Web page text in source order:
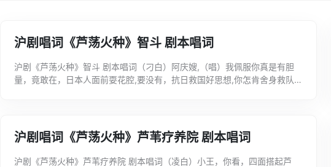
沪剧唱词《芦荡火种》智斗 剧本唱词
沪剧《芦荡火种》智斗 剧本唱词（刁白）阿庆嫂,（唱）我佩服你真是有胆
量，竟敢在，日本人面前耍花腔,要没有，抗日救国好思想,你怎肯舍身救队
沪剧唱词《芦荡火种》芦苇疗养院 剧本唱词
沪剧《芦荡火种》芦苇疗养院 剧本唱词（凌白）小王，你看，四面搭起芦